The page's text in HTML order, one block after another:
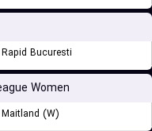
Rapid Bucuresti
Women
Maitland (W)